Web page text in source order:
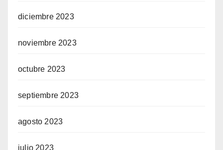
diciembre 2023
noviembre 2023
octubre 2023
septiembre 2023
agosto 2023
julio 2023